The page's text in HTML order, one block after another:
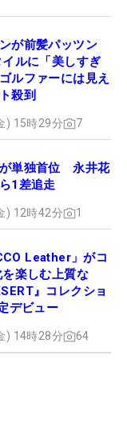
が前髪パッツン
ルに「美しすぎ
ルファーには見え
殺到
) 15時29分 7
が単独首位 永井花
1差追走
) 12時42分 1
Leather」がコ
楽しむ上質な
』コレクショ
デビュー
) 14時28分 64